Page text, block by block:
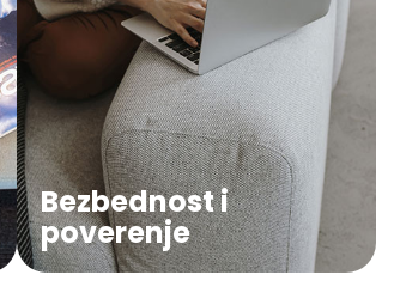
Bezbednost i
poverenje